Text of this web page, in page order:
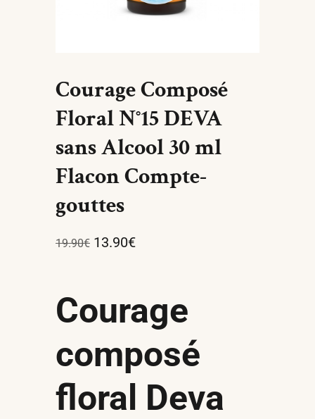
Courage Composé
Floral N°15 DEVA
sans Alcool 30 ml
Flacon Compte-
gouttes
19.90€ 13.90€
Courage
composé
floral Deva